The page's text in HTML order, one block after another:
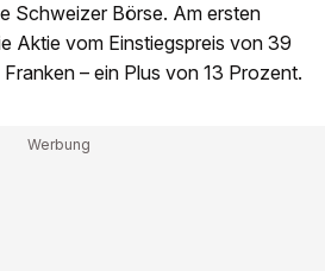
Schweizer Börse. Am ersten
Aktie vom Einstiegspreis von 39
– ein Plus von 13 Prozent.